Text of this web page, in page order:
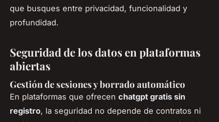
que busques entre privacidad, funcionalidad y
profundidad.
Seguridad de los datos en plataformas
abiertas
Gestión de sesiones y borrado automático
En plataformas que ofrecen chatgpt gratis sin
registro, la seguridad no depende de contratos ni